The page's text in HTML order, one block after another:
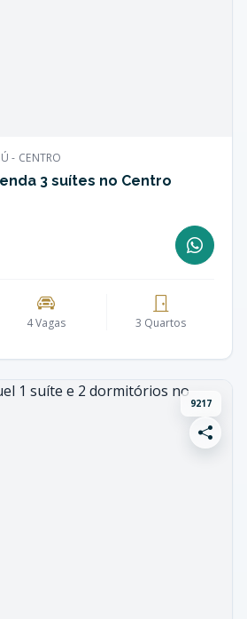
- CENTRO
3 suítes no Centro
4 Vagas 3 Quartos
9217